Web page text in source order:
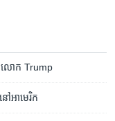
លោក Trump
ៅ​អាមេរិក